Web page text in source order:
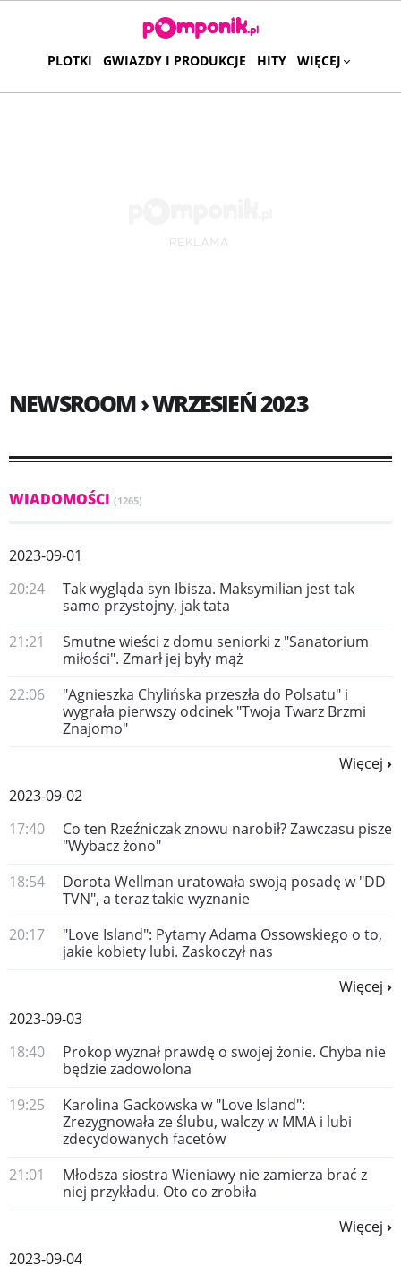
PLOTKI GWIAZDY I PRODUKCJE HITY WIĘCEJ
NEWSROOM › WRZESIEŃ 2023
WIADOMOŚCI (1265)
2023-09-01
20:24
Tak wygląda syn Ibisza. Maksymilian jest tak
samo przystojny, jak tata
21:21
Smutne wieści z domu seniorki z "Sanatorium
miłości". Zmarł jej były mąż
22:06
"Agnieszka Chylińska przeszła do Polsatu" i
wygrała pierwszy odcinek "Twoja Twarz Brzmi
Znajomo"
Więcej
2023-09-02
17:40
Co ten Rzeźniczak znowu narobił? Zawczasu pisze
"Wybacz żono"
18:54
Dorota Wellman uratowała swoją posadę w "DD
TVN", a teraz takie wyznanie
20:17
"Love Island": Pytamy Adama Ossowskiego o to,
jakie kobiety lubi. Zaskoczył nas
Więcej
2023-09-03
18:40
Prokop wyznał prawdę o swojej żonie. Chyba nie
będzie zadowolona
19:25
Karolina Gackowska w "Love Island":
Zrezygnowała ze ślubu, walczy w MMA i lubi
zdecydowanych facetów
21:01
Młodsza siostra Wieniawy nie zamierza brać z
niej przykładu. Oto co zrobiła
Więcej
2023-09-04